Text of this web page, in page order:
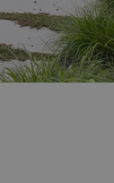
Hotjar Ltd
.estav.cz
www.estav.cz